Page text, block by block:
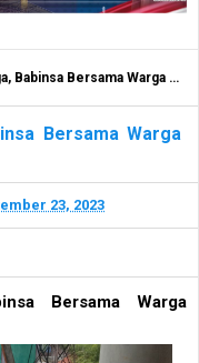
Warga Memperbaiki Pagar Mushola
Bersama Warga
23, 2023
Bersama Warga